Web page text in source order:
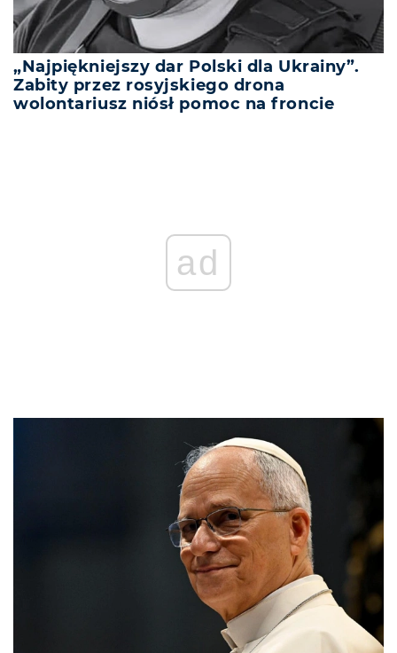
„Najpiękniejszy dar Polski dla Ukrainy”.
Zabity przez rosyjskiego drona
wolontariusz niósł pomoc na froncie
ad